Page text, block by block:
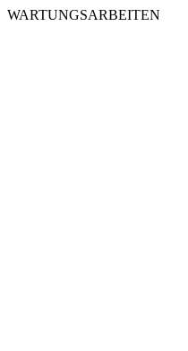
WARTUNGSARBEITEN